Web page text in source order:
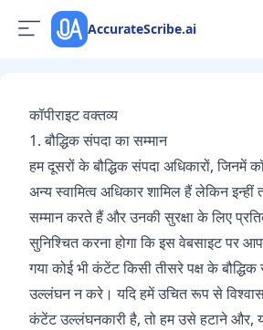
AccurateScribe.ai
कॉपीराइट वक्तव्य
1. बौद्धिक संपदा का सम्मान
हम दूसरों के बौद्धिक संपदा अधिकारों, जिनमें
अन्य स्वामित्व अधिकार शामिल हैं लेकिन
सम्मान करते हैं और उनकी सुरक्षा के लिए
सुनिश्चित करना होगा कि इस वेबसाइट पर
गया कोई भी कंटेंट किसी तीसरे पक्ष के बौद्धिक
उल्लंघन न करे। यदि हमें उचित रूप से विश्वास
कंटेंट उल्लंघनकारी है, तो हम उसे हटाने और,